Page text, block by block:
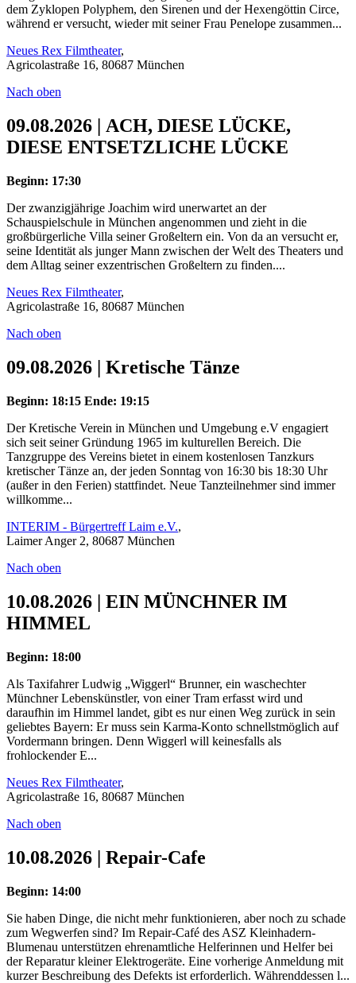
dem Zyklopen Polyphem, den Sirenen und der Hexengöttin Circe,
während er versucht, wieder mit seiner Frau Penelope zusammen...
Neues Rex Filmtheater,
Agricolastraße 16, 80687 München
Nach oben
09.08.2026 | ACH, DIESE LÜCKE,
DIESE ENTSETZLICHE LÜCKE
Beginn: 17:30
Der zwanzigjährige Joachim wird unerwartet an der
Schauspielschule in München angenommen und zieht in die
großbürgerliche Villa seiner Großeltern ein. Von da an versucht er,
seine Identität als junger Mann zwischen der Welt des Theaters und
dem Alltag seiner exzentrischen Großeltern zu finden....
Neues Rex Filmtheater,
Agricolastraße 16, 80687 München
Nach oben
09.08.2026 | Kretische Tänze
Beginn: 18:15 Ende: 19:15
Der Kretische Verein in München und Umgebung e.V engagiert
sich seit seiner Gründung 1965 im kulturellen Bereich. Die
Tanzgruppe des Vereins bietet in einem kostenlosen Tanzkurs
kretischer Tänze an, der jeden Sonntag von 16:30 bis 18:30 Uhr
(außer in den Ferien) stattfindet. Neue Tanzteilnehmer sind immer
willkomme...
INTERIM - Bürgertreff Laim e.V.,
Laimer Anger 2, 80687 München
Nach oben
10.08.2026 | EIN MÜNCHNER IM
HIMMEL
Beginn: 18:00
Als Taxifahrer Ludwig „Wiggerl“ Brunner, ein waschechter
Münchner Lebenskünstler, von einer Tram erfasst wird und
daraufhin im Himmel landet, gibt es nur einen Weg zurück in sein
geliebtes Bayern: Er muss sein Karma-Konto schnellstmöglich auf
Vordermann bringen. Denn Wiggerl will keinesfalls als
frohlockender E...
Neues Rex Filmtheater,
Agricolastraße 16, 80687 München
Nach oben
10.08.2026 | Repair-Cafe
Beginn: 14:00
Sie haben Dinge, die nicht mehr funktionieren, aber noch zu schade
zum Wegwerfen sind? Im Repair-Café des ASZ Kleinhadern-
Blumenau unterstützen ehrenamtliche Helferinnen und Helfer bei
der Reparatur kleiner Elektrogeräte. Eine vorherige Anmeldung mit
kurzer Beschreibung des Defekts ist erforderlich. Währenddessen l...